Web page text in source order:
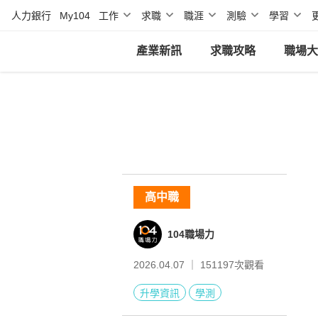
人力銀行 My104 工作 求職 職涯 測驗 學習
產業新訊 求職攻略 職場
高中職
104職場力
2026.04.07 ｜ 151197次觀看
升學資訊 學測